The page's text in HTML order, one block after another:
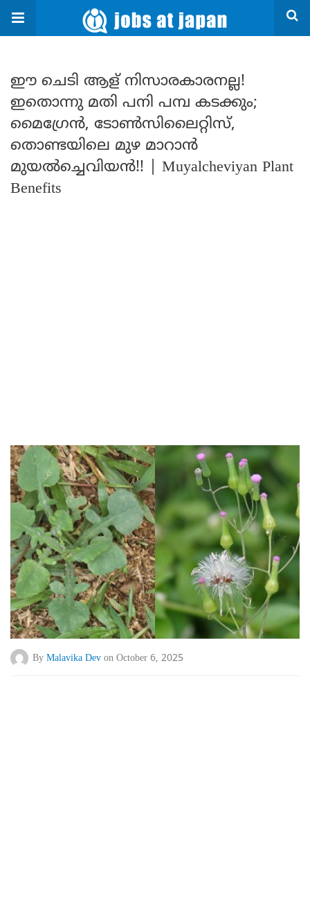
ഈ ചെടി ആള് നിസാരകാരനല്ല!
ഇതൊന്നു മതി പനി പമ്പ കടക്കും;
മൈഗ്രേൻ, ടോൺസിലൈറ്റിസ്,
തൊണ്ടയിലെ മുഴ മാറാൻ
മുയൽച്ചെവിയൻ!! | Muyalcheviyan Plant
Benefits
By Malavika Dev on October 6, 2025